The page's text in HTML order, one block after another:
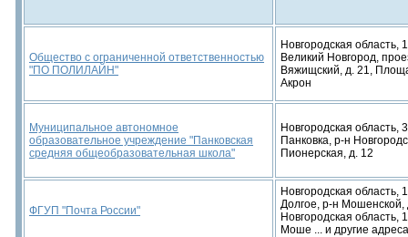
Общество с ограниченной ответственностью
"ПО ПОЛИЛАЙН"
Новгородская область,
Великий Новгород,
Вяжищский, д. 21,
Акрон
Муниципальное автономное
образовательное учреждение "Панковская
средняя общеобразовательная школа"
Новгородская область,
Панковка, р-н
Пионерская, д. 12
ФГУП "Почта России"
Новгородская область,
Долгое, р-н Мошенской,
Новгородская область,
Моше ... и другие